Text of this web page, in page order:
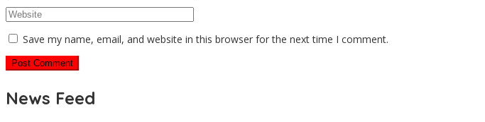
Save my name, email, and website in this browser for the next time I comment.
News Feed